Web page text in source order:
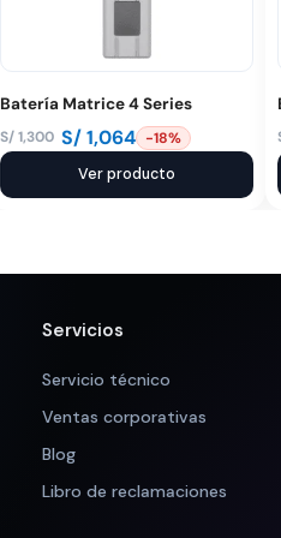
Batería Matrice 4 Series
S/1,300
El
original
S/1,064
El
actual
-18%
Ver producto
Servicios
Servicio técnico
Ventas corporativas
Blog
Libro de reclamaciones